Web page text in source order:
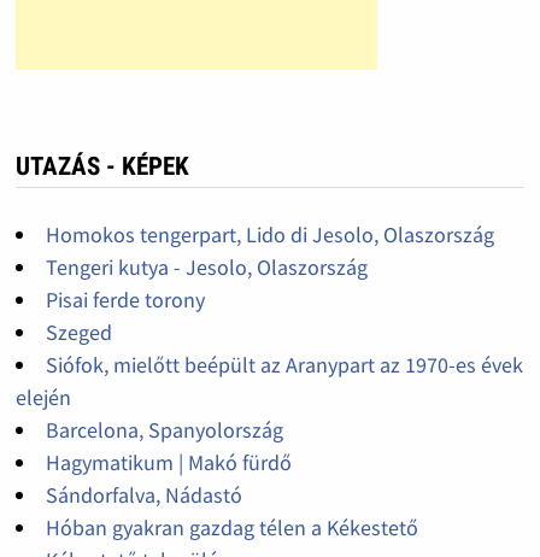
UTAZÁS - KÉPEK
Homokos tengerpart, Lido di Jesolo, Olaszország
Tengeri kutya - Jesolo, Olaszország
Pisai ferde torony
Szeged
Siófok, mielőtt beépült az Aranypart az 1970-es évek
elején
Barcelona, Spanyolország
Hagymatikum | Makó fürdő
Sándorfalva, Nádastó
Hóban gyakran gazdag télen a Kékestető